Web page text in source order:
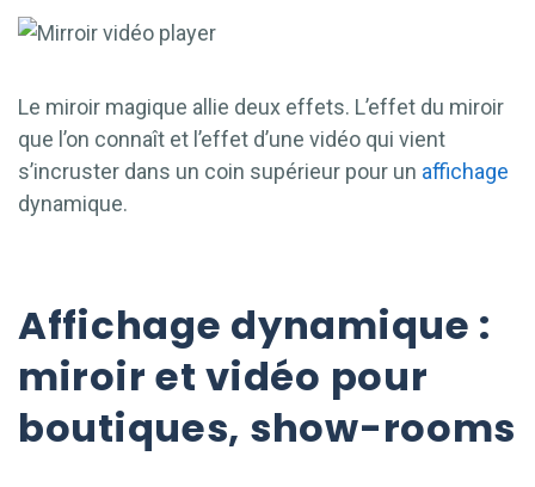
Le miroir magique allie deux effets. L’effet du miroir
que l’on connaît et l’effet d’une vidéo qui vient
s’incruster dans un coin supérieur pour un affichage
dynamique.
Affichage dynamique :
miroir et vidéo pour
boutiques, show-rooms